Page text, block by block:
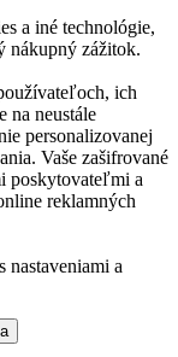
a iné technológie,
nákupný zážitok.
ich
na neustále
personalizovanej
Vaše zašifrované
poskytovateľmi a
reklamných
nastaveniami a